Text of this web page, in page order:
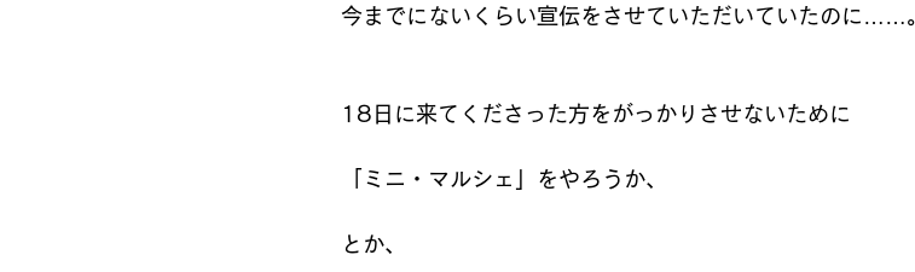
今までにないくらい宣伝をさせていただいていたのに……
18日に来てくださった方をがっかりさせないために
「ミニ・マルシェ」をやろうか、
とか、